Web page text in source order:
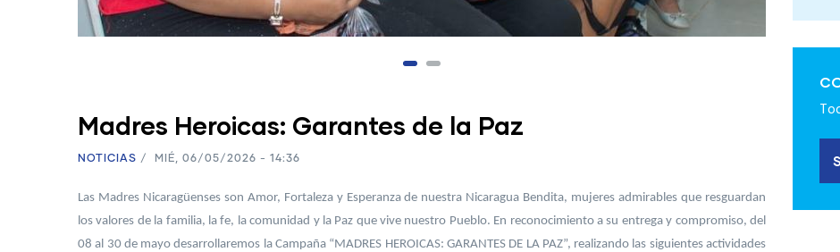
Madres Heroicas: Garantes de la Paz
NOTICIAS / MIÉ, 06/05/2026 - 14:36
Las Madres Nicaragüenses son Amor, Fortaleza y Esperanza de nuestra Nicaragua Bendita, mujeres admirables que resguardan
los valores de la familia, la fe, la comunidad y la Paz que vive nuestro Pueblo. En reconocimiento a su entrega y compromiso, del
08 al 30 de mayo desarrollaremos la Campaña “MADRES HEROICAS: GARANTES DE LA PAZ”, realizando las siguientes actividades